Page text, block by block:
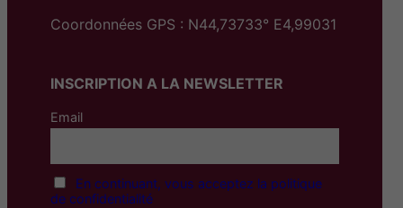
Coordonnées GPS : N44,73733° E4,99031
INSCRIPTION A LA NEWSLETTER
Email
En continuant, vous acceptez la politique
de confidentialité